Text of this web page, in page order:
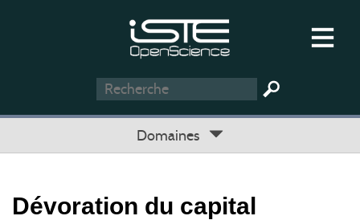
Domaines
Dévoration du capital